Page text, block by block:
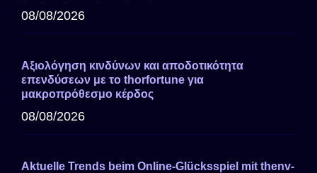
08/08/2026
Αξιολόγηση κινδύνων και αποδοτικότητα
επενδύσεων με το thorfortune για
μακροπρόθεσμο κέρδος
08/08/2026
Aktuelle Trends beim Online-Glücksspiel mit thenv-